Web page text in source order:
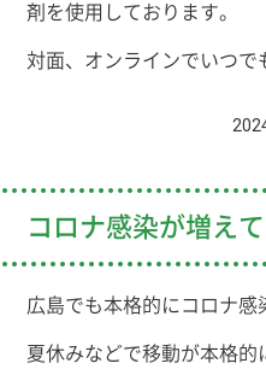
剤を使用しております。
対面、オンラインでいつで
コロナ感染が増えて
広島でも本格的にコロナ感
夏休みなどで移動が本格